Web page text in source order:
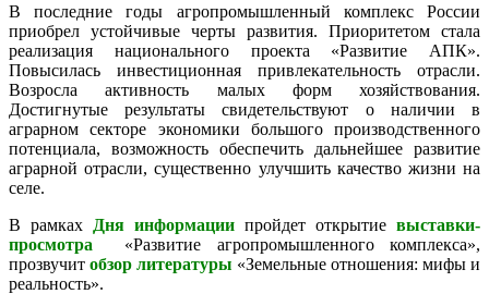
В последние годы агропромышленный комплекс России
приобрел устойчивые черты развития. Приоритетом стала
реализация национального проекта «Развитие АПК».
Повысилась инвестиционная привлекательность отрасли.
Возросла активность малых форм хозяйствования.
Достигнутые результаты свидетельствуют о наличии в
аграрном секторе экономики большого производственного
потенциала, возможность обеспечить дальнейшее развитие
аграрной отрасли, существенно улучшить качество жизни на
селе.
В рамках
Дня информации пройдет открытие выставки-
просмотра «Развитие агропромышленного комплекса»,
прозвучит обзор литературы «Земельные отношения: мифы и
реальность».